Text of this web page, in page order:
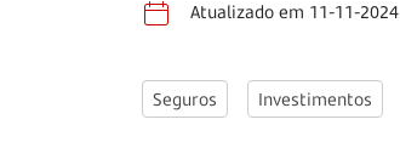
Atualizado em 11-11-2024
Seguros Investimentos